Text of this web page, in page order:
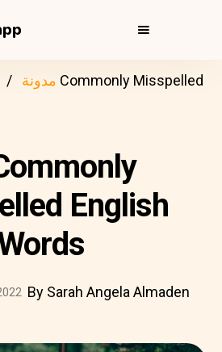
مدونة
English
By Sarah Angela Almaden